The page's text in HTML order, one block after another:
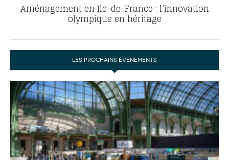
Aménagement en Ile-de-France : l’innovation
olympique en héritage
LES PROCHAINS ÉVÉNEMENTS